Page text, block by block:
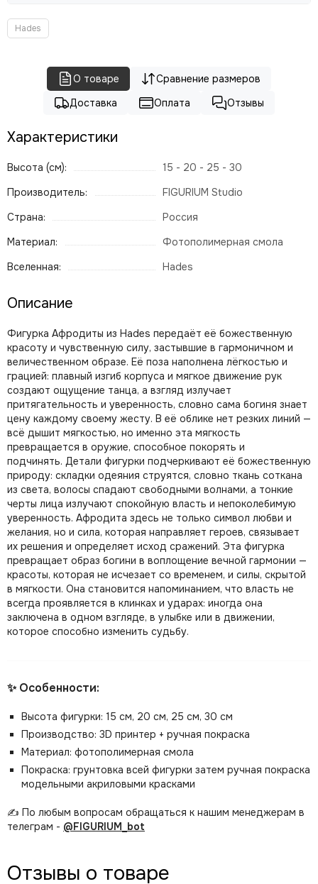
Hades
О товаре
Сравнение размеров
Доставка
Оплата Отзывы
Характеристики
Высота (см):
15 - 20 - 25 - 30
Производитель:
FIGURIUM Studio
Страна:
Россия
Материал:
Фотополимерная смола
Вселенная:
Hades
Описание
Фигурка Афродиты из Hades передаёт её божественную
красоту и чувственную силу, застывшие в гармоничном и
величественном образе. Её поза наполнена лёгкостью и
грацией: плавный изгиб корпуса и мягкое движение рук
создают ощущение танца, а взгляд излучает
притягательность и уверенность, словно сама богиня знает
цену каждому своему жесту. В её облике нет резких линий —
всё дышит мягкостью, но именно эта мягкость
превращается в оружие, способное покорять и
подчинять. Детали фигурки подчеркивают её божественную
природу: складки одеяния струятся, словно ткань соткана
из света, волосы спадают свободными волнами, а тонкие
черты лица излучают спокойную власть и непоколебимую
уверенность. Афродита здесь не только символ любви и
желания, но и сила, которая направляет героев, связывает
их решения и определяет исход сражений. Эта фигурка
превращает образ богини в воплощение вечной гармонии —
красоты, которая не исчезает со временем, и силы, скрытой
в мягкости. Она становится напоминанием, что власть не
всегда проявляется в клинках и ударах: иногда она
заключена в одном взгляде, в улыбке или в движении,
которое способно изменить судьбу.
✨ Особенности:
Высота фигурки: 15 см, 20 см, 25 см, 30 см
Производство: 3D принтер + ручная покраска
Материал: фотополимерная смола
Покраска: грунтовка всей фигурки затем ручная покраска
модельными акриловыми красками
✍️ По любым вопросам обращаться к нашим менеджерам в
телеграм - @FIGURIUM_bot
Отзывы о товаре